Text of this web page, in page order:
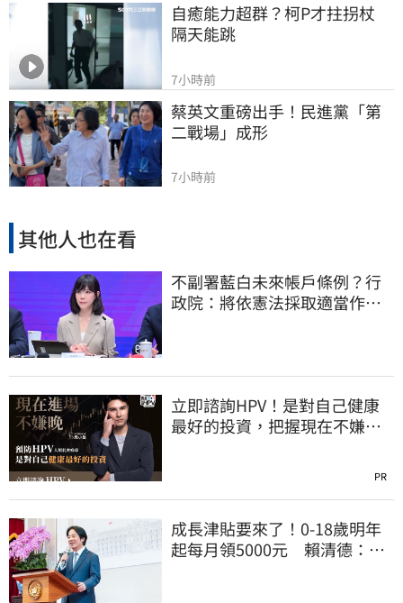
自癒能力超群？柯P才拄拐杖
隔天能跳
7小時前
蔡英文重磅出手！民進黨「第
二戰場」成形
7小時前
其他人也在看
不副署藍白未來帳戶條例？行
政院：將依憲法採取適當作
立即諮詢HPV！是對自己健康
最好的投資，把握現在不嫌
PR
成長津貼要來了！0-18歲明年
起每月領5000元 賴清德：此